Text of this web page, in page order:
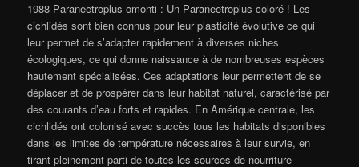
1988 Paraneetroplus omonti : Un Paraneetroplus coloré ! Les
cichlidés sont bien connus pour leur plasticité évolutive ce qui
leur permet de s’adapter rapidement à diverses niches
écologiques, ce qui donne naissance à de nombreuses espèces
hautement spécialisées. Ces adaptations leur permettent de se
déplacer et de prospérer dans leur habitat naturel, caractérisé par
des courants d’eau forts et rapides. En Amérique centrale, les
cichlidés ont colonisé avec succès tous les habitats disponibles
dans les limites de température nécessaires à leur survie, en
tirant pleinement parti de toutes les sources de nourriture